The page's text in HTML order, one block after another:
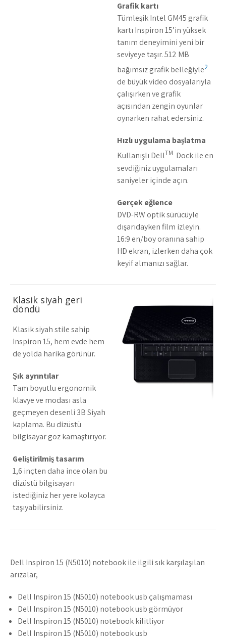
Grafik kartı
Tümleşik Intel GM45 grafik
kartı Inspiron 15’in yüksek
tanım deneyimini yeni bir
seviyeye taşır. 512 MB
bağımsız grafik belleğiyle2
de büyük video dosyalarıyla
çalışırken ve grafik
açısından zengin oyunlar
oynarken rahat edersiniz.
Hızlı uygulama başlatma
Kullanışlı DellTM Dock ile en
sevdiğiniz uygulamaları
saniyeler içinde açın.
Gerçek eğlence
DVD-RW optik sürücüyle
dışarıdayken film izleyin.
16:9 en/boy oranına sahip
HD ekran, izlerken daha çok
keyif almanızı sağlar.
Klasik siyah geri
döndü
Klasik siyah stile sahip
Inspiron 15, hem evde hem
de yolda harika görünür.
Şık ayrıntılar
Tam boyutlu ergonomik
klavye ve modası asla
geçmeyen desenli 3B Siyah
kaplama. Bu dizüstü
bilgisayar göz kamaştırıyor.
Geliştirilmiş tasarım
1,6 inçten daha ince olan bu
dizüstü bilgisayarı
istediğiniz her yere kolayca
taşıyabilirsiniz.
Dell Inspiron 15 (N5010) notebook ile ilgili sık karşılaşılan
arızalar,
Dell Inspiron 15 (N5010) notebook usb çalışmaması
Dell Inspiron 15 (N5010) notebook usb görmüyor
Dell Inspiron 15 (N5010) notebook kilitliyor
Dell Inspiron 15 (N5010) notebook usb